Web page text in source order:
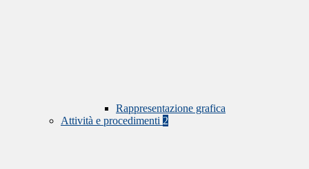
Rappresentazione grafica
Attività e procedimenti 2